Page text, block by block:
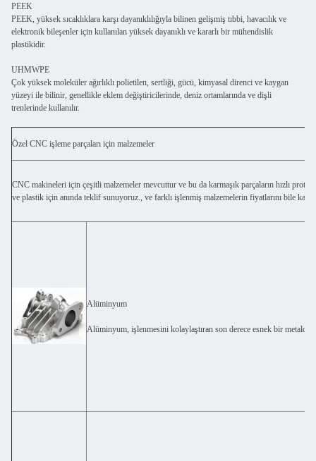
PEEK
PEEK, yüksek sıcaklıklara karşı dayanıklılığıyla bilinen gelişmiş tıbbi, havacılık ve
elektronik bileşenler için kullanılan yüksek dayanıklı ve kararlı bir mühendislik
plastikidir.
UHMWPE
Çok yüksek moleküler ağırlıklı polietilen, sertliği, gücü, kimyasal direnci ve kaygan
yüzeyi ile bilinir, genellikle eklem değiştiricilerinde, deniz ortamlarında ve dişli
trenlerinde kullanılır.
Özel CNC işleme parçaları için malzemeler
CNC makineleri için çeşitli malzemeler mevcuttur ve bu da karmaşık parçaların hızlı
ve plastik için anında teklif sunuyoruz., ve farklı işlenmiş malzemelerin fiyatlarını bile
Alüminyum
Alüminyum, işlenmesini kolaylaştıran son derece esnek bir metaldir.